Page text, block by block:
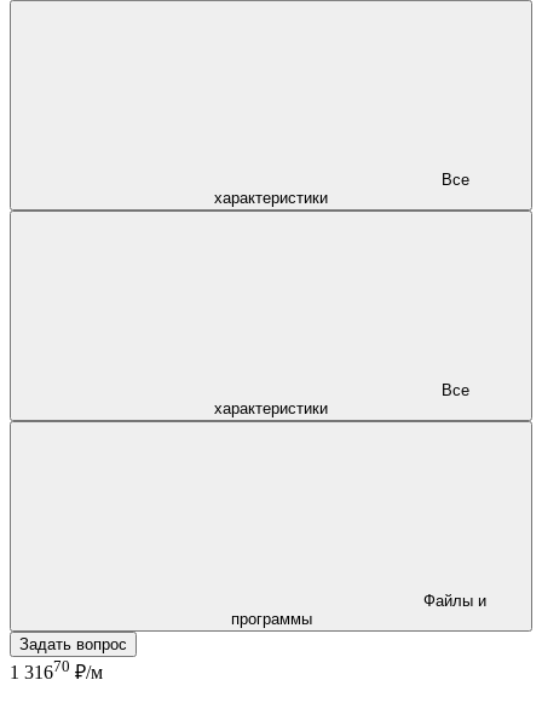
характеристики
характеристики
программы
Задать вопрос
1 31670 ₽/м